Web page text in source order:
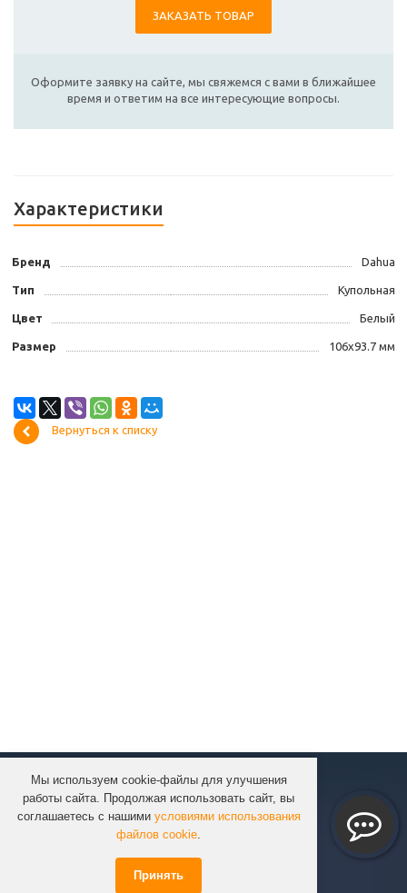
Мы используем cookie-файлы для улучшения
работы сайта. Продолжая использовать сайт, вы
соглашаетесь с нашими условиями использования
файлов cookie.
Принять
ЗАКАЗАТЬ ТОВАР
Оформите заявку на сайте, мы свяжемся с вами в ближайшее
время и ответим на все интересующие вопросы.
Характеристики
Бренд Dahua
Тип Купольная
Цвет Белый
Размер 106x93.7 мм
Вернуться к списку
КОМПАНИЯ
КАТАЛОГ
УСЛУГИ
ИНФОРМАЦИЯ